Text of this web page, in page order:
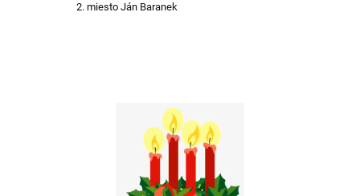
miesto Ján Baranek